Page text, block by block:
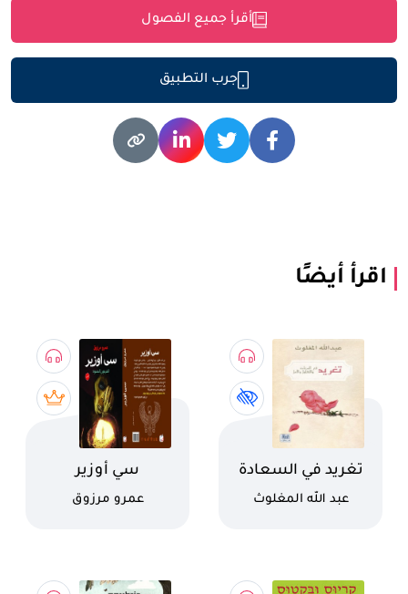
أقرأ جميع الفصول
جرب التطبيق
اقرأ أيضًا
اسم الكتاب
تغريد في السعادة
والتفاؤل والأمل
كاتب
عبد الله المغلوث
اسم الكتاب
سي أوزير
كاتب
عمرو مرزوق